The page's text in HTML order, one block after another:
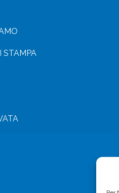
STAMPA